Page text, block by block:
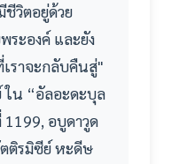
ชีวิตอยู่ด้วย
ระองค์ และยัง
ราจะกลับคืนสู่"
น “อัลอะดะบุล
อบูดาวูด
ติรมิซีย์ หะดีษ